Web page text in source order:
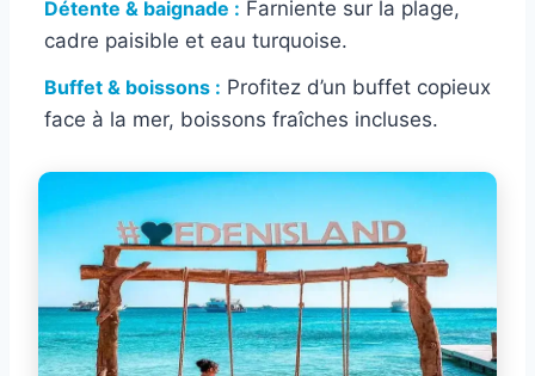
Détente & baignade : Farniente sur la plage,
cadre paisible et eau turquoise.
Buffet & boissons : Profitez d’un buffet copieux
face à la mer, boissons fraîches incluses.